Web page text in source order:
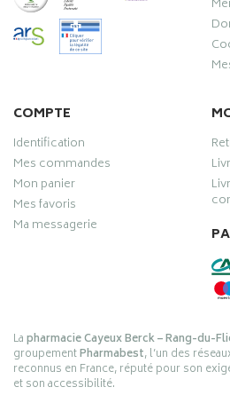
COMPTE
Identification
Mes commandes
Mon panier
Mes favoris
Ma messagerie
Lapharmacie Cayeux Berck – Rang-du-
groupementPharmabest, l’un des
reconnus en France, réputé pour son
et son accessibilité.